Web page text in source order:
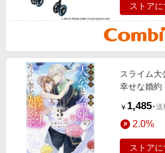
ストア
スライム
幸せな婚約
￥ 1,485+送
2.0%
ストア